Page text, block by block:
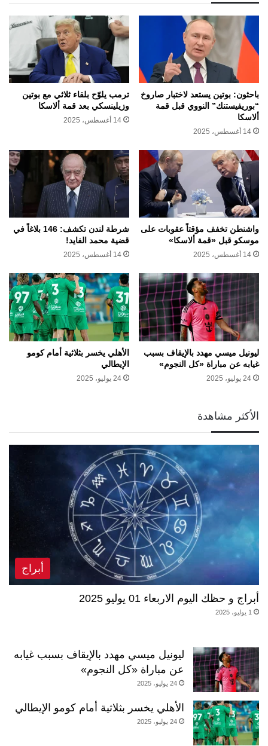
باحثون: بوتين يستعد لاختبار صاروخ
“بوريفيستنك” النووي قبل قمة
ألاسكا
14 أغسطس، 2025
ترمب يلوّح بلقاء ثلاثي مع بوتين
وزيلينسكي بعد قمة ألاسكا
14 أغسطس، 2025
واشنطن تخفف مؤقتاً عقوبات على
موسكو قبل «قمة ألاسكا»
14 أغسطس، 2025
شرطة لندن تكشف: 146 بلاغاً في
قضية محمد الفايد!
14 أغسطس، 2025
ليونيل ميسي مهدد بالإيقاف بسبب
غيابه عن مباراة «كل النجوم»
24 يوليو، 2025
الأهلي يخسر بثلاثية أمام كومو
الإيطالي
24 يوليو، 2025
الأكثر مشاهدة
أبراج
أبراج و حظك اليوم الاربعاء 01 يوليو 2025
1 يوليو، 2025
ليونيل ميسي مهدد بالإيقاف بسبب غيابه
عن مباراة «كل النجوم»
24 يوليو، 2025
الأهلي يخسر بثلاثية أمام كومو الإيطالي
24 يوليو، 2025